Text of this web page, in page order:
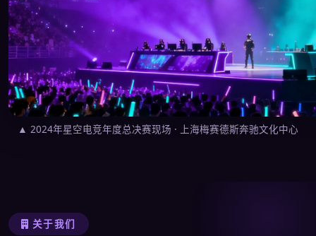
▲ 2024年星空电竞年度总决赛现场 · 上海梅赛德斯奔驰文化中心
关于我们